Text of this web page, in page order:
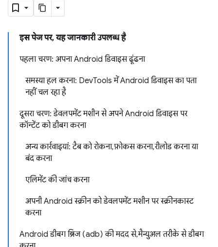
इस पेज पर, यह जानकारी उपलब्ध है
पहला चरण: अपना Android डिवाइस ढूंढना
समस्या हल करना: DevTools में Android डिवाइस का पता
नहीं चल रहा है
दूसरा चरण: डेवलपमेंट मशीन से अपने Android डिवाइस पर
कॉन्टेंट को डीबग करना
अन्य कार्रवाइयां: टैब को रोकना, फ़ोकस करना, रीलोड करना या
बंद करना
एलिमेंट की जांच करना
अपनी Android स्क्रीन को डेवलपमेंट मशीन पर स्क्रीनकास्ट
करना
Android डीबग ब्रिज (adb) की मदद से, मैन्युअल तरीके से डीबग